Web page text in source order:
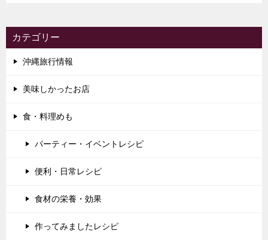
カテゴリー
沖縄旅行情報
美味しかったお店
食・料理めも
パーティー・イベントレシピ
便利・日常レシピ
食材の栄養・効果
作ってみましたレシピ